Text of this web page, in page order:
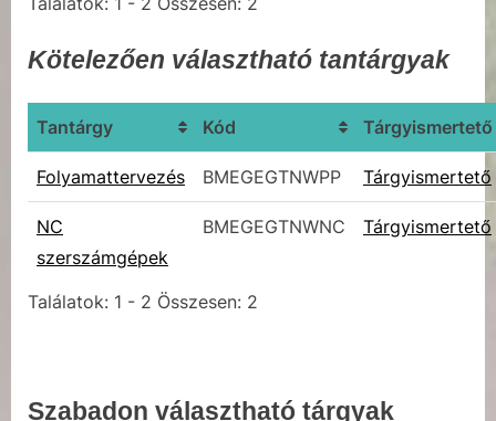
Kötelezően választható tantárgyak
Tantárgy Kód Tárgyismertető
Folyamattervezés BMEGEGTNWPP Tárgyismertető
NC
szerszámgépek
BMEGEGTNWNC Tárgyismertető
Találatok: 1 - 2 Összesen: 2
Szabadon választható tárgyak